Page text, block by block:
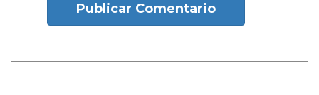
Publicar Comentario